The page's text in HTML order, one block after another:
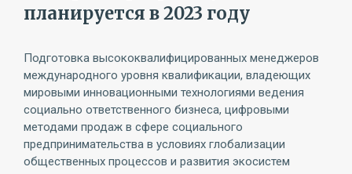
планируется в 2023 году
Подготовка высококвалифицированных менеджеров
международного уровня квалификации, владеющих
мировыми инновационными технологиями ведения
социально ответственного бизнеса, цифровыми
методами продаж в сфере социального
предпринимательства в условиях глобализации
общественных процессов и развития экосистем